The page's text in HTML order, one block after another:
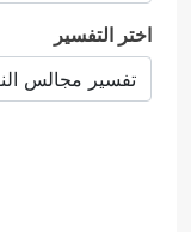
اختر التفسير